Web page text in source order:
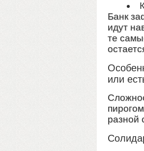
Банк
идут
те
или
разной